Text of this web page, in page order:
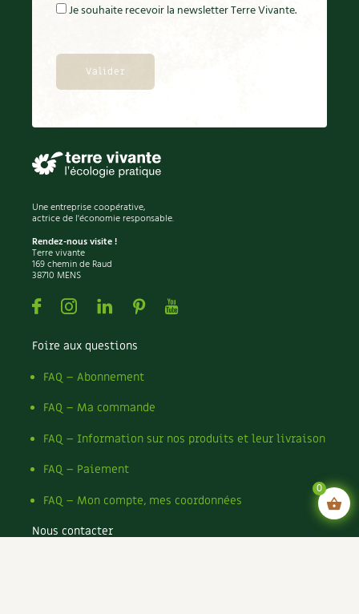
Je souhaite recevoir la newsletter Terre Vivante.
Une entreprise coopérative,
actrice de l'économie responsable.
Rendez-nous visite !
Terre vivante
169 chemin de Raud
38710 MENS
FacebookInstagramLinkedin
PinterestYoutube
Foire aux questions
FAQ – Abonnement
FAQ – Ma commande
FAQ – Information sur nos produits et leur livraison
FAQ – Paiement
FAQ – Mon compte, mes coordonnées
Nous contacter
0